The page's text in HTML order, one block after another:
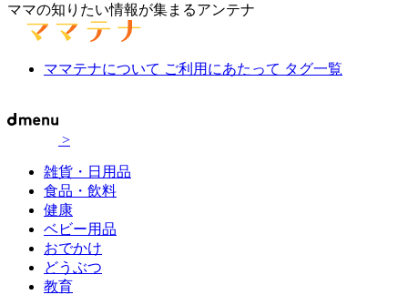
ママの知りたい情報が集まるアンテナ
ママテナについて ご利用にあたって タグ一覧
>
雑貨・日用品
食品・飲料
健康
ベビー用品
おでかけ
どうぶつ
教育